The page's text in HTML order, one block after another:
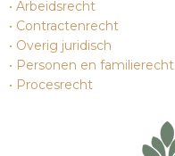
Arbeidsrecht
Contractenrecht
Overig juridisch
Personen en familierecht
Procesrecht